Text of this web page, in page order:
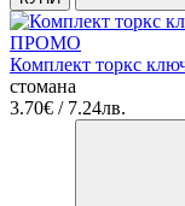
ПРОМО
Комплект торкс
стомана
3.70€ / 7.24лв.